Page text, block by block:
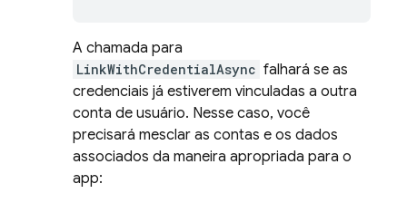
A chamada para
LinkWithCredentialAsync falhará se as
credenciais já estiverem vinculadas a outra
conta de usuário. Nesse caso, você
precisará mesclar as contas e os dados
associados da maneira apropriada para o
app: